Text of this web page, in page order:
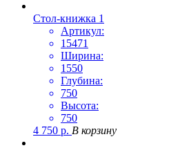
Стол-книжка 1
Артикул:
15471
Ширина:
1550
Глубина:
750
Высота:
750
4 750 р. В корзину